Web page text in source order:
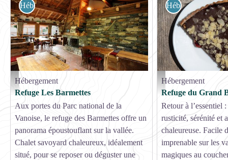
Les Barmettes restaurant - OT pralognan la vanoise
Hébergement
Hébergement
Refuge Les Barmettes
Aux portes du Parc national de la
Vanoise, le refuge des Barmettes offre un
panorama époustouflant sur la vallée.
Chalet savoyard chaleureux, idéalement
situé, pour se reposer ou déguster une
Dessert - Geoffrey Vabre
Hébergement
Hébergement
Refuge du Grand
Retour à l’essentiel
rusticité, sérénité et
chaleureuse. Facile
imprenable sur les
magiques au